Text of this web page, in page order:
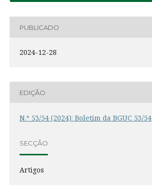
PUBLICADO
2024-12-28
EDIÇÃO
N.º 53/54 (2024): Boletim da BGUC 53/54
SECÇÃO
Artigos